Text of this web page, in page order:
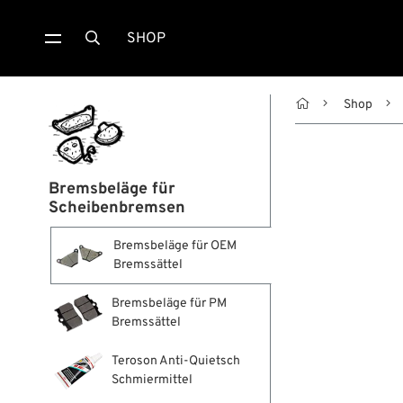
 SHOP
Bremsbeläge für
Scheibenbremsen
Bremsbeläge für OEM
Bremssättel
Bremsbeläge für PM
Bremssättel
Teroson Anti-Quietsch
Schmiermittel
 Shop